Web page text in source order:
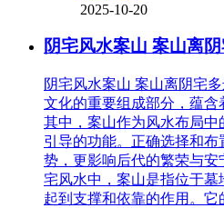
2025-10-20
阴宅风水案山 案山离
阴宅风水案山 案山离阴宅
文化的重要组成部分，蕴含
其中，案山作为风水布局
引导的功能。正确选择和
势，更影响后代的繁荣与
宅风水中，案山是指位于墓
起到支撑和依靠的作用。